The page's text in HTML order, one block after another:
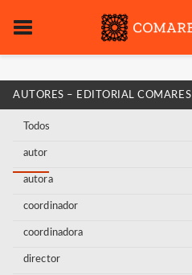
AUTORES – EDITORIAL COMARES
Todos
autor
autora
coordinador
coordinadora
director